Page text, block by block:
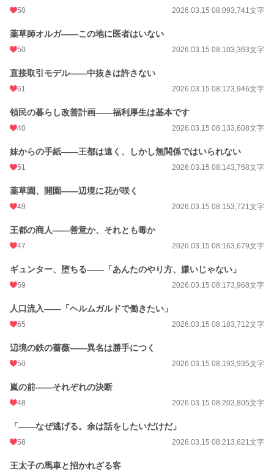
50 2026.03.15 08:093,741文字
薬草師オルガ——この地に医者はいない
50 2026.03.15 08:103,363文字
直接取引モデル——中抜きは許さない
61 2026.03.15 08:123,946文字
領民の暮らし改善計画——福利厚生は基本です
40 2026.03.15 08:133,608文字
妹からの手紙——王都は遠く、しかし無関係ではいられない
51 2026.03.15 08:143,768文字
薬草園、開園——辺境に花が咲く
49 2026.03.15 08:153,721文字
王都の商人——善意か、それとも毒か
47 2026.03.15 08:163,679文字
ギュンター、堕ちる——「あんたのやり方、嫌いじゃない」
59 2026.03.15 08:173,968文字
人口流入——「ヘルムガルドで働きたい」
65 2026.03.15 08:183,712文字
辺境の鉄の薔薇——異名は勝手につく
50 2026.03.15 08:193,935文字
嵐の前——それぞれの決断
48 2026.03.15 08:203,805文字
「——なぜ逃げる。余は話をしたいだけだ」
58 2026.03.15 08:213,621文字
王太子の馬車と招かれざる客